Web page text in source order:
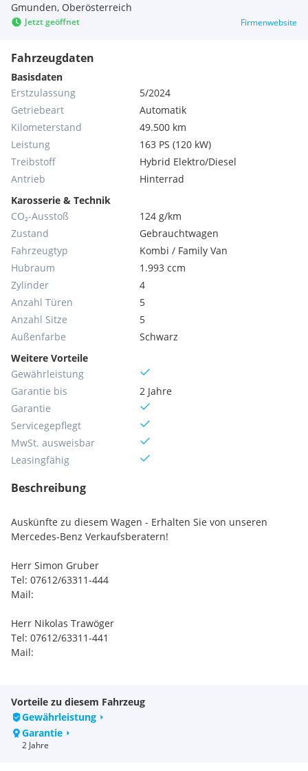
Gmunden, Oberösterreich
Jetzt geöffnet Firmenwebsite
Fahrzeugdaten
Basisdaten
Erstzulassung
5/2024
Getriebeart
Automatik
Kilometerstand
49.500 km
Leistung
163 PS (120 kW)
Treibstoff
Hybrid Elektro/Diesel
Antrieb
Hinterrad
Karosserie & Technik
CO₂-Ausstoß
124 g/km
Zustand
Gebrauchtwagen
Fahrzeugtyp
Kombi / Family Van
Hubraum
1.993 ccm
Zylinder
4
Anzahl Türen
5
Anzahl Sitze
5
Außenfarbe
Schwarz
Weitere Vorteile
Gewährleistung
Garantie bis
2 Jahre
Garantie
Servicegepflegt
MwSt. ausweisbar
Leasingfähig
Beschreibung
Auskünfte zu diesem Wagen - Erhalten Sie von unseren
Mercedes-Benz Verkaufsberatern!
Herr Simon Gruber
Tel: 07612/63311-444
Mail:
Herr Nikolas Trawöger
Tel: 07612/63311-441
Mail:
Tel: 07612/63311-442
Mail:
Angebot vorbehaltlich Verfügbarkeit-Druck-und
Beschreibungsfehler.
Vorteile zu diesem Fahrzeug
Gewährleistung
Garantie
2 Jahre